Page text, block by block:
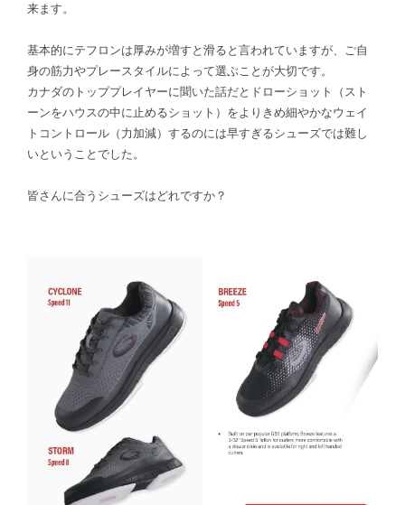
来ます。
基本的にテフロンは厚みが増すと滑ると言われていますが、ご自
身の筋力やプレースタイルによって選ぶことが大切です。
カナダのトッププレイヤーに聞いた話だとドローショット（スト
ーンをハウスの中に止めるショット）をよりきめ細やかなウェイ
トコントロール（力加減）するのには早すぎるシューズでは難し
いということでした。
皆さんに合うシューズはどれですか？